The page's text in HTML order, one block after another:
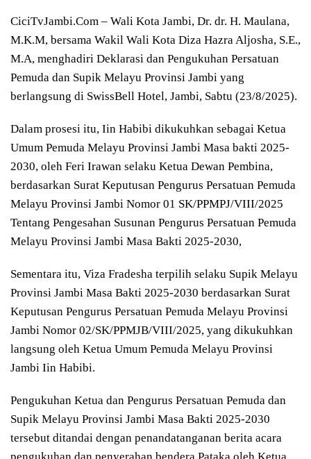
CiciTvJambi.Com – Wali Kota Jambi, Dr. dr. H. Maulana,
M.K.M, bersama Wakil Wali Kota Diza Hazra Aljosha, S.E.,
M.A, menghadiri Deklarasi dan Pengukuhan Persatuan
Pemuda dan Supik Melayu Provinsi Jambi yang
berlangsung di SwissBell Hotel, Jambi, Sabtu (23/8/2025).
Dalam prosesi itu, Iin Habibi dikukuhkan sebagai Ketua
Umum Pemuda Melayu Provinsi Jambi Masa bakti 2025-
2030, oleh Feri Irawan selaku Ketua Dewan Pembina,
berdasarkan Surat Keputusan Pengurus Persatuan Pemuda
Melayu Provinsi Jambi Nomor 01 SK/PPMPJ/VIII/2025
Tentang Pengesahan Susunan Pengurus Persatuan Pemuda
Melayu Provinsi Jambi Masa Bakti 2025-2030,
Sementara itu, Viza Fradesha terpilih selaku Supik Melayu
Provinsi Jambi Masa Bakti 2025-2030 berdasarkan Surat
Keputusan Pengurus Persatuan Pemuda Melayu Provinsi
Jambi Nomor 02/SK/PPMJB/VIII/2025, yang dikukuhkan
langsung oleh Ketua Umum Pemuda Melayu Provinsi
Jambi Iin Habibi.
Pengukuhan Ketua dan Pengurus Persatuan Pemuda dan
Supik Melayu Provinsi Jambi Masa Bakti 2025-2030
tersebut ditandai dengan penandatanganan berita acara
pengukuhan dan penyerahan bendera Pataka oleh Ketua